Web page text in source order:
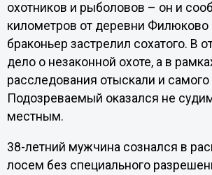
охотников и рыболовов – он и
километров от деревни Филюково
браконьер застрелил сохатого. В
дело о незаконной охоте, а в
расследования отыскали и самого
Подозреваемый оказался не
местным.
38-летний мужчина сознался в
лосем без специального